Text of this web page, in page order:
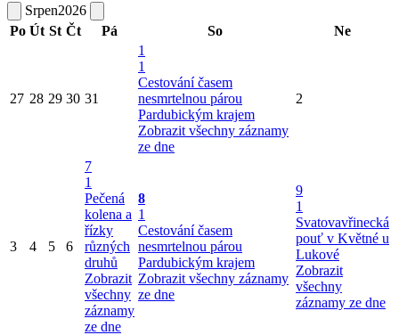
Srpen2026
Po Út St Čt Pá So Ne
27 28 29 30 31
1
1
Cestování časem
nesmrtelnou párou
Pardubickým krajem
Zobrazit všechny záznamy
ze dne
2
3 4 5 6
7
1
Pečená
kolena a
řízky
různých
druhů
Zobrazit
všechny
záznamy
ze dne
8
1
Cestování časem
nesmrtelnou párou
Pardubickým krajem
Zobrazit všechny záznamy
ze dne
9
1
Svatovavřinecká
pouť v Květné u
Lukové
Zobrazit
všechny
záznamy ze dne